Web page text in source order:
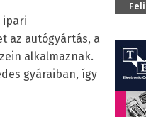
ipari
az autógyártás, a
alkalmaznak.
gyáraiban, így